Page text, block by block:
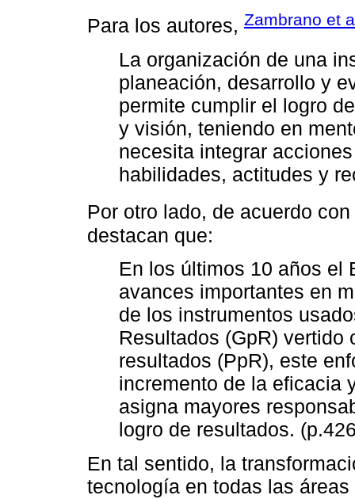
Para los autores, Zambrano et
La organización de una
planeación, desarrollo y
permite cumplir el logro
y visión, teniendo en
necesita integrar
habilidades, actitudes y
Por otro lado, de acuerdo
destacan que:
En los últimos 10 años el
avances importantes en
de los instrumentos
Resultados (GpR) vertido
resultados (PpR), este
incremento de la eficacia
asigna mayores
logro de resultados.
En tal sentido, la
tecnología en todas las